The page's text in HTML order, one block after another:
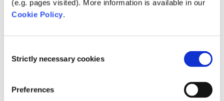
(e.g. pages visited). More information is available in our
Cookie Policy.
Selection
Strictly necessary cookies
Preferences
Beispiele aus der Praxis
Produktpalette: Bestimmte Marke und/oder
Kategorie wie z. AquaForte Pool- und